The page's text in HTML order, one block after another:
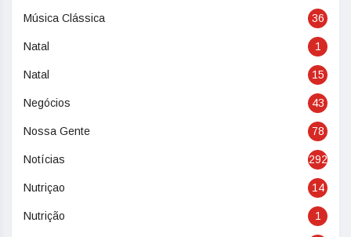
Música Clássica 36
Natal 1
Natal 15
Negócios 43
Nossa Gente 78
Notícias 292
Nutriçao 14
Nutrição 1